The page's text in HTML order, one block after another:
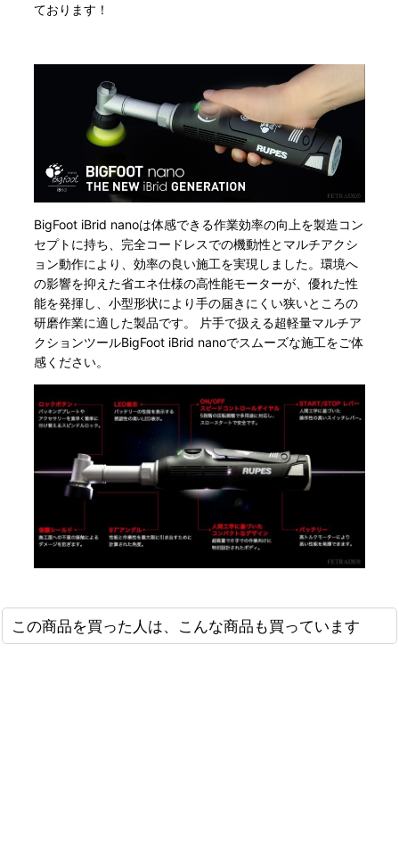
ております！
BigFoot iBrid nanoは体感できる作業効率の向上を製造コン
セプトに持ち、完全コードレスでの機動性とマルチアクシ
ョン動作により、効率の良い施工を実現しました。環境へ
の影響を抑えた省エネ仕様の高性能モーターが、優れた性
能を発揮し、小型形状により手の届きにくい狭いところの
研磨作業に適した製品です。 片手で扱える超軽量マルチア
クションツールBigFoot iBrid nanoでスムーズな施工をご体
感ください。
この商品を買った人は、こんな商品も買っています